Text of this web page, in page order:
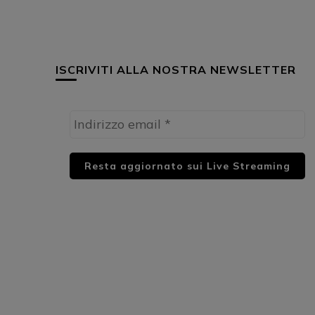
ISCRIVITI ALLA NOSTRA NEWSLETTER